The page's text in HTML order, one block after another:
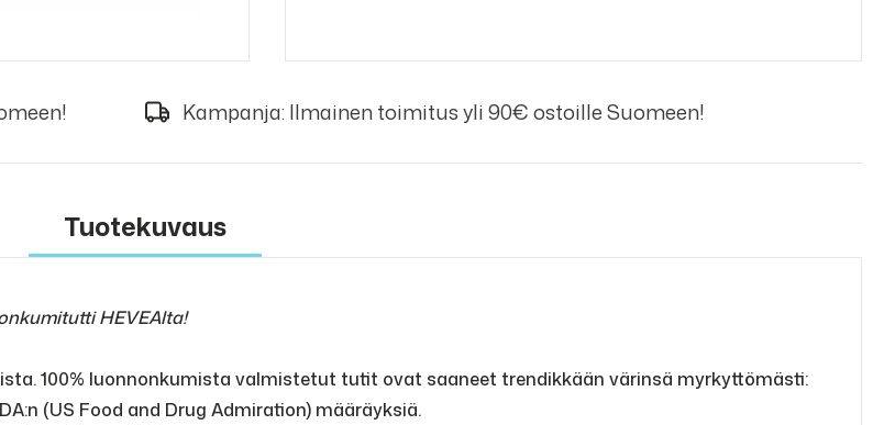
Kampanja: Ilmainen toimitus yli 90€ ostoille Suomeen!
Tuotekuvaus
HEVEAlta!
100% luonnonkumista valmistetut tutit ovat saaneet trendikkään värinsä myrkyttömästi:
(US Food and Drug Admiration) määräyksiä.